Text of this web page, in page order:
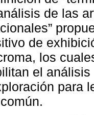
de las
de
los
el
para